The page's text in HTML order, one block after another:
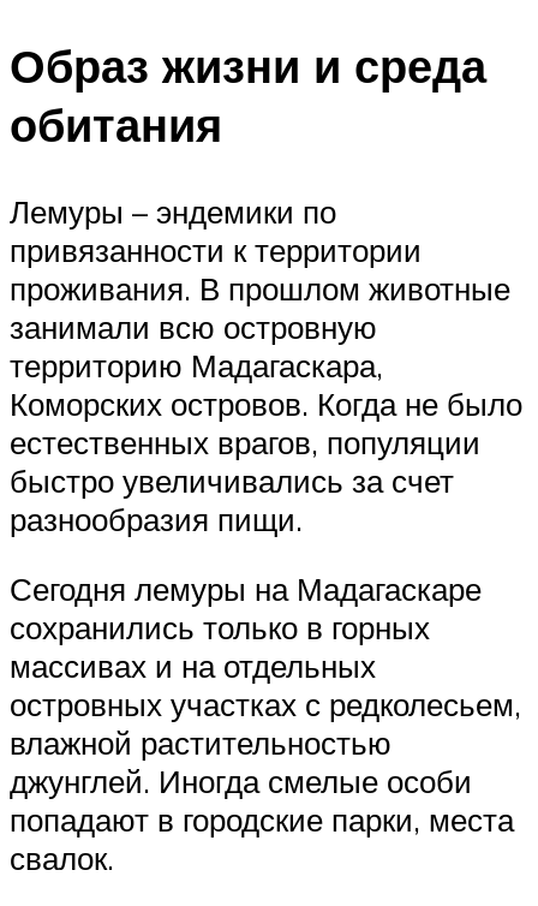
Образ жизни и среда
обитания
Лемуры – эндемики по
привязанности к территории
проживания. В прошлом животные
занимали всю островную
территорию Мадагаскара,
Коморских островов. Когда не было
естественных врагов, популяции
быстро увеличивались за счет
разнообразия пищи.
Сегодня лемуры на Мадагаскаре
сохранились только в горных
массивах и на отдельных
островных участках с редколесьем,
влажной растительностью
джунглей. Иногда смелые особи
попадают в городские парки, места
свалок.